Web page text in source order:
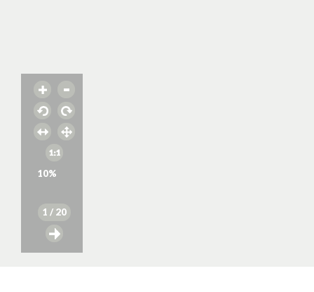
10%
1 / 20